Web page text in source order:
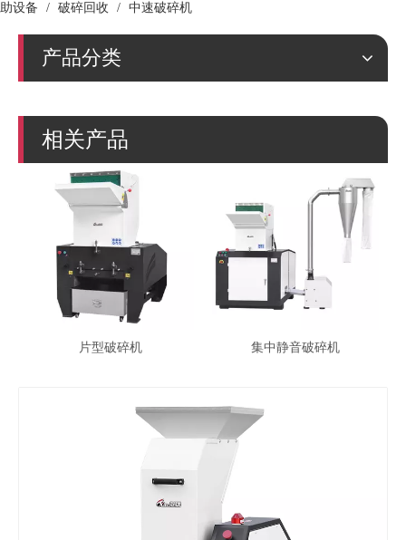
助设备
/ 破碎回收 / 中速破碎机
产品分类
相关产品
片型破碎机 集中静音破碎机